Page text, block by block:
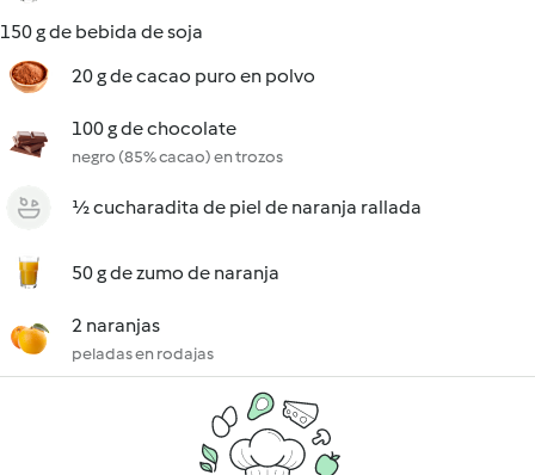
150 g de bebida de soja
20 g de cacao puro en polvo
100 g de chocolate
negro (85% cacao) en trozos
½ cucharadita de piel de naranja rallada
50 g de zumo de naranja
2 naranjas
peladas en rodajas